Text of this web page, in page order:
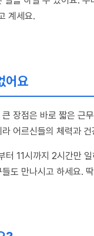
계세요.
어요
장점은 바로 짧은 근
어르신들의 체력과
터 11시까지 2시간만
도 만나시고 하세요.